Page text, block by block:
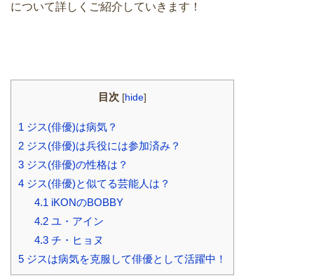
について詳しくご紹介していきます！
目次 [hide]
1 ジス(俳優)は病気？
2 ジス(俳優)は兵役には参加済み？
3 ジス(俳優)の性格は？
4 ジス(俳優)と似てる芸能人は？
4.1 iKONのBOBBY
4.2ユ・アイン
4.3チ・ヒョヌ
5 ジスは病気を克服して俳優として活躍中！